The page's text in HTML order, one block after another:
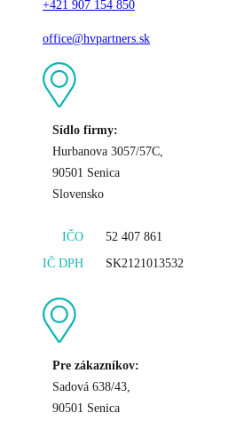
+421 907 154 850
office@hvpartners.sk
Sídlo firmy:
Hurbanova 3057/57C,
90501 Senica
Slovensko
IČO
IČ DPH
52 407 861
SK2121013532
Pre zákazníkov:
Sadová 638/43,
90501 Senica